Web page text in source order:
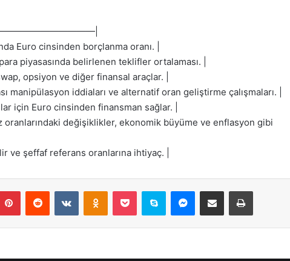
Euro cinsinden borçlanma oranı. |
piyasasında belirlenen teklifler ortalaması. |
opsiyon ve diğer finansal araçlar. |
manipülasyon iddiaları ve alternatif oran geliştirme çalışmaları. |
için Euro cinsinden finansman sağlar. |
oranlarındaki değişiklikler, ekonomik büyüme ve enflasyon gibi
ve şeffaf referans oranlarına ihtiyaç. |
PinterestReddit VKontakteOdnoklassniki
Pocket Skype Messenger
E-Posta ile paylaş Yazdır